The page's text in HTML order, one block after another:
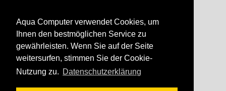
Aqua Computer verwendet Cookies, um
Ihnen den bestmöglichen Service zu
gewährleisten. Wenn Sie auf der Seite
weitersurfen, stimmen Sie der Cookie-
Nutzung zu. Datenschutzerklärung